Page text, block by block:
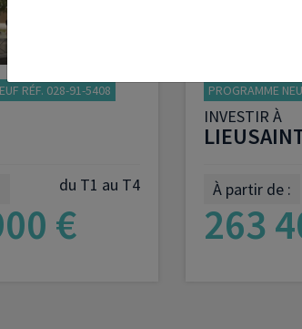
RÉF. 028-91-5408
du T1 au T4
€
PROGRAMME
INVESTIR À
À partir de :
263